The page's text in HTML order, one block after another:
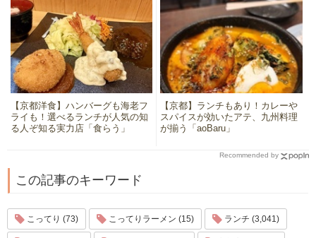
【京都洋食】ハンバーグも海老フ
ライも！選べるランチが人気の知
る人ぞ知る実力店「食らう」
【京都】ランチもあり！カレーや
スパイスが効いたアテ、九州料理
が揃う「aoBaru」
Recommended by
この記事のキーワード
こってり (73) こってりラーメン (15) ランチ (3,041)